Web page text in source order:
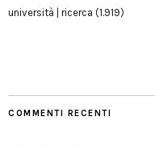
università | ricerca (1.919)
COMMENTI RECENTI